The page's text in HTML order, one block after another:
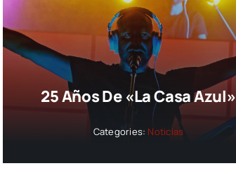
25 Años De «La Casa Azul»
Categories: Noticias